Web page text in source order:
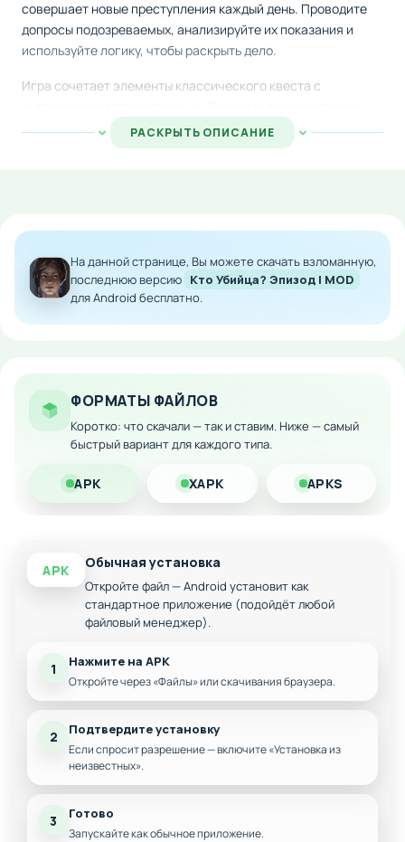
совершает новые преступления каждый день. Проводите
допросы подозреваемых, анализируйте их показания и
используйте логику, чтобы раскрыть дело.
Игра сочетает элементы классического квеста с
вас ждут различные мини-игры, которые помогут собрать
улики и приблизиться к истине. Каждое ваше решение
Увлекательный сюжет с множеством поворотов
Разнообразные головоломки и мини-игры
Система допросов с логическими выводами
Скачайте детективный квест на Android и проверьте свои
дедуктивные способности в борьбе с преступностью!
РАСКРЫТЬ ОПИСАНИЕ
На данной странице, Вы можете скачать взломанную,
последнюю версию Кто Убийца? Эпизод I MOD
для Android бесплатно.
ФОРМАТЫ ФАЙЛОВ
Коротко: что скачали — так и ставим. Ниже — самый
быстрый вариант для каждого типа.
APK XAPK APKS
APK Обычная установка
Откройте файл — Android установит как
стандартное приложение (подойдёт любой
файловый менеджер).
1 Нажмите на APK
Откройте через «Файлы» или скачивания браузера.
2 Подтвердите установку
Если спросит разрешение — включите «Установка из
неизвестных».
3 Готово
Запускайте как обычное приложение.